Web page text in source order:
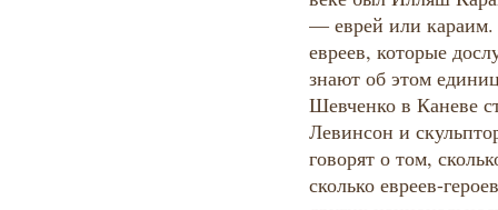
— еврей или караим.
евреев, которые
знают об этом
Шевченко в Каневе
Левинсон и
говорят о том,
сколько евреев-